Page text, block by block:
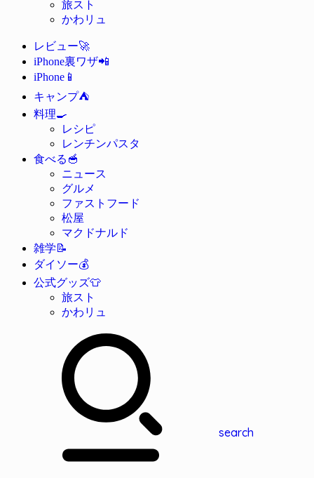
旅スト
かわリュ
レビュー🚀
iPhone裏ワザ📲
iPhone 📱
キャンプ⛺
料理🍳
レシピ
レンチンパスタ
食べる 🥣
ニュース
グルメ
ファストフード
松屋
マクドナルド
雑学📝
ダイソー💰
公式グッズ👕
旅スト
かわリュ
search